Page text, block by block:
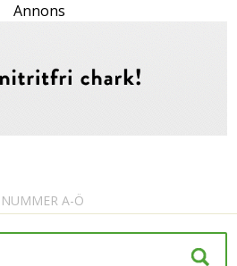
Annons
NUMMER A-Ö